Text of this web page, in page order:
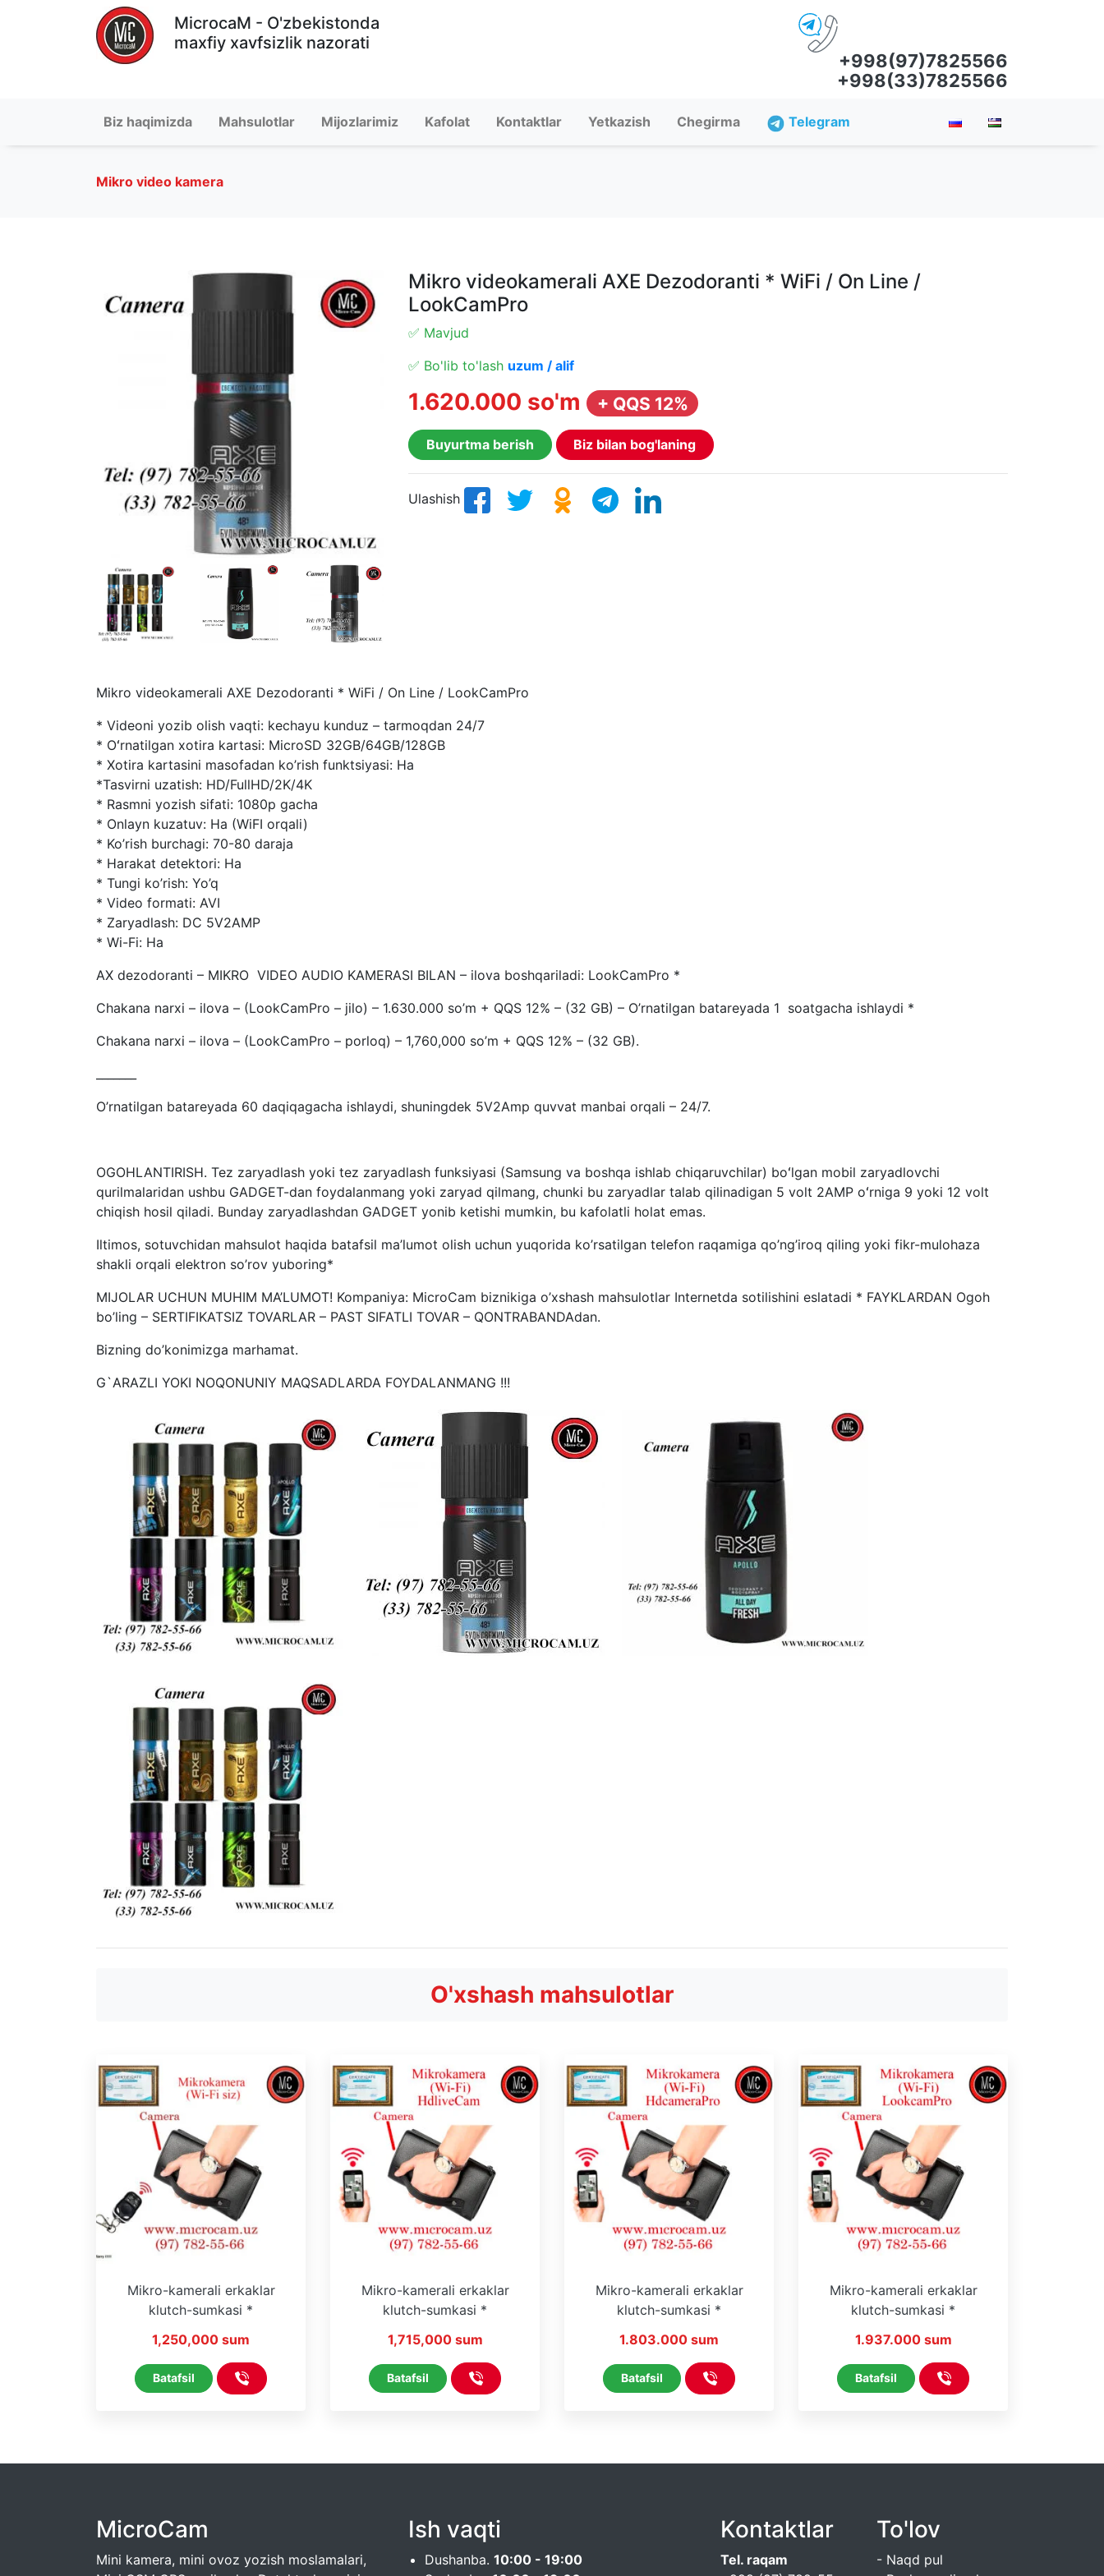
MicrocaM - O'zbekistonda
maxfiy xavfsizlik nazorati
+998(97)7825566
+998(33)7825566
Biz haqimizda Mahsulotlar Mijozlarimiz Kafolat Kontaktlar Yetkazish Chegirma Telegram
Mikro video kamera
Mikro videokamerali AXE Dezodoranti * WiFi / On Line /
LookCamPro
✅ Mavjud
✅ Bo'lib to'lash uzum / alif
1.620.000 so'm + QQS 12%
Buyurtma berish Biz bilan bog'laning
Ulashish
Mikro videokamerali AXE Dezodoranti * WiFi / On Line / LookCamPro
* Videoni yozib olish vaqti: kechayu kunduz – tarmoqdan 24/7
* Oʻrnatilgan xotira kartasi: MicroSD 32GB/64GB/128GB
* Xotira kartasini masofadan ko’rish funktsiyasi: Ha
*Tasvirni uzatish: HD/FullHD/2K/4K
* Rasmni yozish sifati: 1080p gacha
* Onlayn kuzatuv: Ha (WiFI orqali)
* Ko’rish burchagi: 70-80 daraja
* Harakat detektori: Ha
* Tungi ko’rish: Yo’q
* Video formati: AVI
* Zaryadlash: DC 5V2AMP
* Wi-Fi: Ha
AX dezodoranti – MIKRO VIDEO AUDIO KAMERASI BILAN – ilova boshqariladi: LookCamPro *
Chakana narxi – ilova – (LookCamPro – jilo) – 1.630.000 so’m + QQS 12% – (32 GB) – O’rnatilgan batareyada 1 soatgacha ishlaydi *
Chakana narxi – ilova – (LookCamPro – porloq) – 1,760,000 so’m + QQS 12% – (32 GB).
O’rnatilgan batareyada 60 daqiqagacha ishlaydi, shuningdek 5V2Amp quvvat manbai orqali – 24/7.
OGOHLANTIRISH. Tez zaryadlash yoki tez zaryadlash funksiyasi (Samsung va boshqa ishlab chiqaruvchilar) boʻlgan mobil zaryadlovchi
qurilmalaridan ushbu GADGET-dan foydalanmang yoki zaryad qilmang, chunki bu zaryadlar talab qilinadigan 5 volt 2AMP oʻrniga 9 yoki 12 volt
chiqish hosil qiladi. Bunday zaryadlashdan GADGET yonib ketishi mumkin, bu kafolatli holat emas.
Iltimos, sotuvchidan mahsulot haqida batafsil ma’lumot olish uchun yuqorida ko’rsatilgan telefon raqamiga qo’ng’iroq qiling yoki fikr-mulohaza
shakli orqali elektron so’rov yuboring*
MIJOLAR UCHUN MUHIM MA’LUMOT! Kompaniya: MicroCam biznikiga o’xshash mahsulotlar Internetda sotilishini eslatadi * FAYKLARDAN Ogoh
bo’ling – SERTIFIKATSIZ TOVARLAR – PAST SIFATLI TOVAR – QONTRABANDAdan.
Bizning do’konimizga marhamat.
G`ARAZLI YOKI NOQONUNIY MAQSADLARDA FOYDALANMANG !!!
O'xshash mahsulotlar
Mikro-kamerali erkaklar
klutch-sumkasi *
bilan * (Wi-Fi yo‘q)
1,250,000 sum
Batafsil
Mikro-kamerali erkaklar
klutch-sumkasi *
1,715,000 sum
Batafsil
Mikro-kamerali erkaklar
klutch-sumkasi *
Line
1.803.000 sum
Batafsil
Mikro-kamerali erkaklar
klutch-sumkasi *
Line
1.937.000 sum
Batafsil
MicroCam
Mini kamera, mini ovoz yozish moslamalari,
Ish vaqti
Dushanba. 10:00 - 19:00
Kontaktlar
Tel. raqam
To'lov
- Naqd pul